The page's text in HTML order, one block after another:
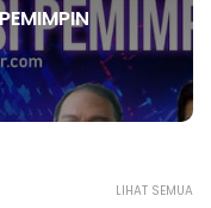
LIHAT SEMUA